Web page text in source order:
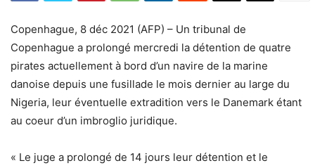
Copenhague, 8 déc 2021 (AFP) – Un tribunal de
Copenhague a prolongé mercredi la détention de quatre
pirates actuellement à bord d’un navire de la marine
danoise depuis une fusillade le mois dernier au large du
Nigeria, leur éventuelle extradition vers le Danemark étant
au coeur d’un imbroglio juridique.
« Le juge a prolongé de 14 jours leur détention et le